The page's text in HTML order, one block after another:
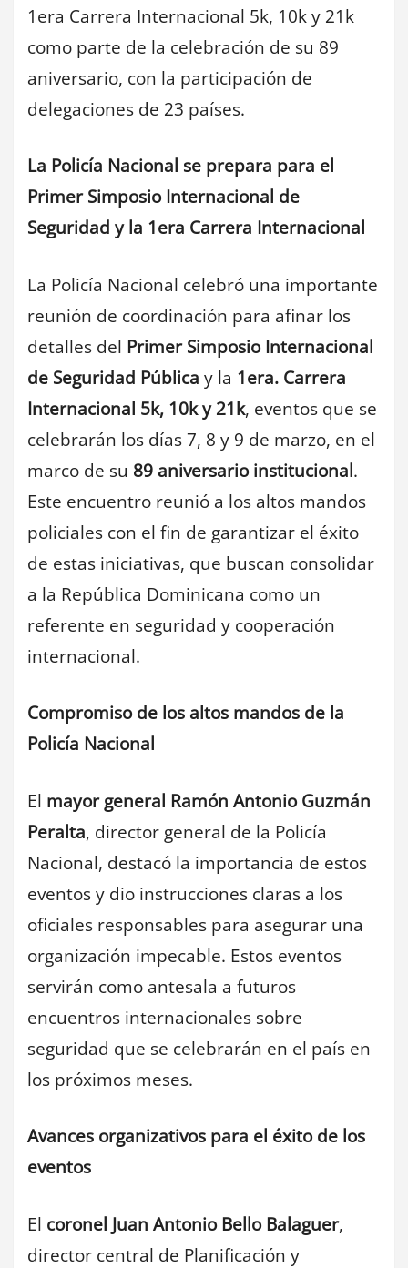
1era Carrera Internacional 5k, 10k y 21k
como parte de la celebración de su 89
aniversario, con la participación de
delegaciones de 23 países.
La Policía Nacional se prepara para el
Primer Simposio Internacional de
Seguridad y la 1era Carrera Internacional
La Policía Nacional celebró una importante
reunión de coordinación para afinar los
detalles del Primer Simposio Internacional
de Seguridad Pública y la 1era. Carrera
Internacional 5k, 10k y 21k, eventos que se
celebrarán los días 7, 8 y 9 de marzo, en el
marco de su 89 aniversario institucional.
Este encuentro reunió a los altos mandos
policiales con el fin de garantizar el éxito
de estas iniciativas, que buscan consolidar
a la República Dominicana como un
referente en seguridad y cooperación
internacional.
Compromiso de los altos mandos de la
Policía Nacional
El mayor general Ramón Antonio Guzmán
Peralta, director general de la Policía
Nacional, destacó la importancia de estos
eventos y dio instrucciones claras a los
oficiales responsables para asegurar una
organización impecable. Estos eventos
servirán como antesala a futuros
encuentros internacionales sobre
seguridad que se celebrarán en el país en
los próximos meses.
Avances organizativos para el éxito de los
eventos
El coronel Juan Antonio Bello Balaguer,
director central de Planificación y